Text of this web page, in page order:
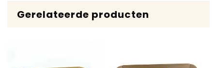
Gerelateerde producten